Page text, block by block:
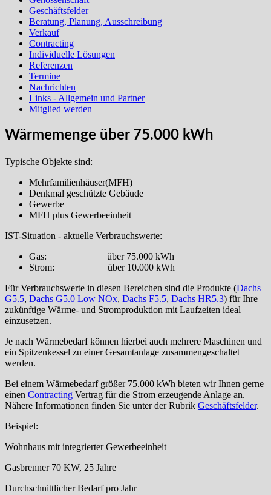
Geschäftsfelder
Beratung, Planung, Ausschreibung
Verkauf
Contracting
Individuelle Lösungen
Referenzen
Termine
Nachrichten
Links - Allgemein und Partner
Mitglied werden
Wärmemenge über 75.000 kWh
Typische Objekte sind:
Mehrfamilienhäuser(MFH)
Denkmal geschützte Gebäude
Gewerbe
MFH plus Gewerbeeinheit
IST-Situation - aktuelle Verbrauchswerte:
Gas: über 75.000 kWh
Strom: über 10.000 kWh
Für Verbrauchswerte in diesen Bereichen sind die Produkte (Dachs
G5.5, Dachs G5.0 Low NOx, Dachs F5.5, Dachs HR5.3) für Ihre
zukünftige Wärme- und Stromproduktion mit Laufzeiten ideal
einzusetzen.
Je nach Wärmebedarf können hierbei auch mehrere Maschinen und
ein Spitzenkessel zu einer Gesamtanlage zusammengeschaltet
werden.
Bei einem Wärmebedarf größer 75.000 kWh bieten wir Ihnen gerne
einen Contracting Vertrag für die Strom erzeugende Anlage an.
Nähere Informationen finden Sie unter der Rubrik Geschäftsfelder.
Beispiel:
Wohnhaus mit integrierter Gewerbeeinheit
Gasbrenner 70 KW, 25 Jahre
Durchschnittlicher Bedarf pro Jahr